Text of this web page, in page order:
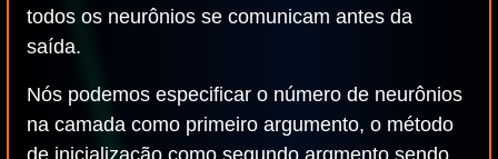
todos os neurônios se comunicam antes da
saída.
Nós podemos especificar o número de neurônios
na camada como primeiro argumento, o método
de inicialização como segundo argmento sendo